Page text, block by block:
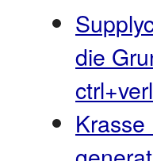
die